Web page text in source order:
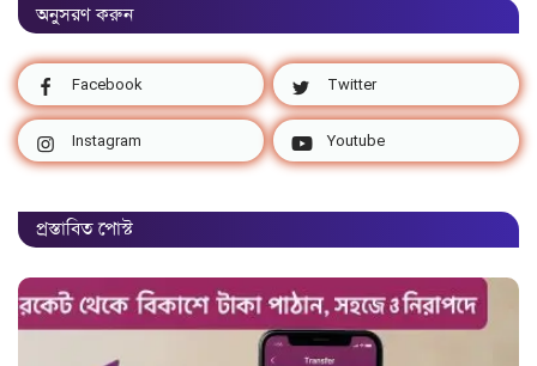
অনুসরণ করুন
Facebook Twitter
Instagram Youtube
প্রস্তাবিত পোস্ট